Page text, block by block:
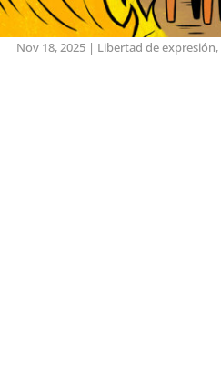
Nov 18, 2025| Libertad de expresión,